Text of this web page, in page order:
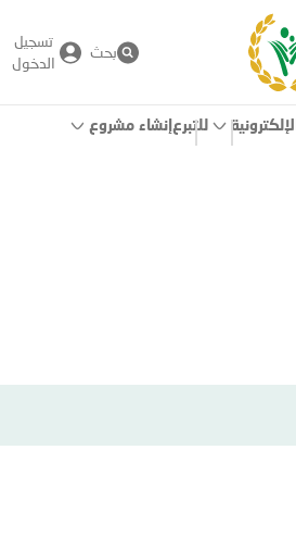
بحث
تسجيل
الدخول
للتبرع إنشاء مشروع